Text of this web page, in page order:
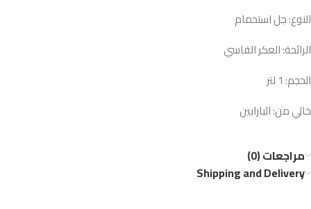
النوع: جل استحمام
الرائحة: العكر الفاسي
الحجم: 1 لتر
خالي من: البارابين
مراجعات (0)
Shipping and Delivery